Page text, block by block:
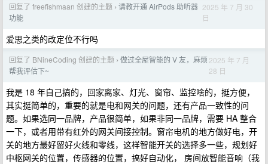
回复了 freefishmaan 创建的主题 › 请教开通 AirPods 助听器
功能
2025 年 7 月 30
日
爱思之类的改定位不行吗
回复了 BNineCoding 创建的主题 › 做过全屋智能的 V 友，麻烦
帮我评估下~
2025 年 7 月
28 日
我是 18 年自己搞的，回家离家、灯光、窗帘、监控啥的，挺方便，
其实挺简单的，重要的就是电和网关的问题，还有产品一致性的问
题。如果选同一品牌，产品很简单，如果非同一品牌，需要 HA 整合
一下，或者用带有红外的网关间接控制。窗帘电机的地方做好电，开
关的地方最好留好火线和零线，这样智能开关的选择多一些，规划好
中枢网关的位置，传感器的位置，搞好自动化， 房间放智能音响（我